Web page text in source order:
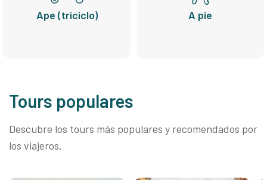
Ape (triciclo) A pie
Tours populares
Descubre los tours más populares y recomendados por
los viajeros.